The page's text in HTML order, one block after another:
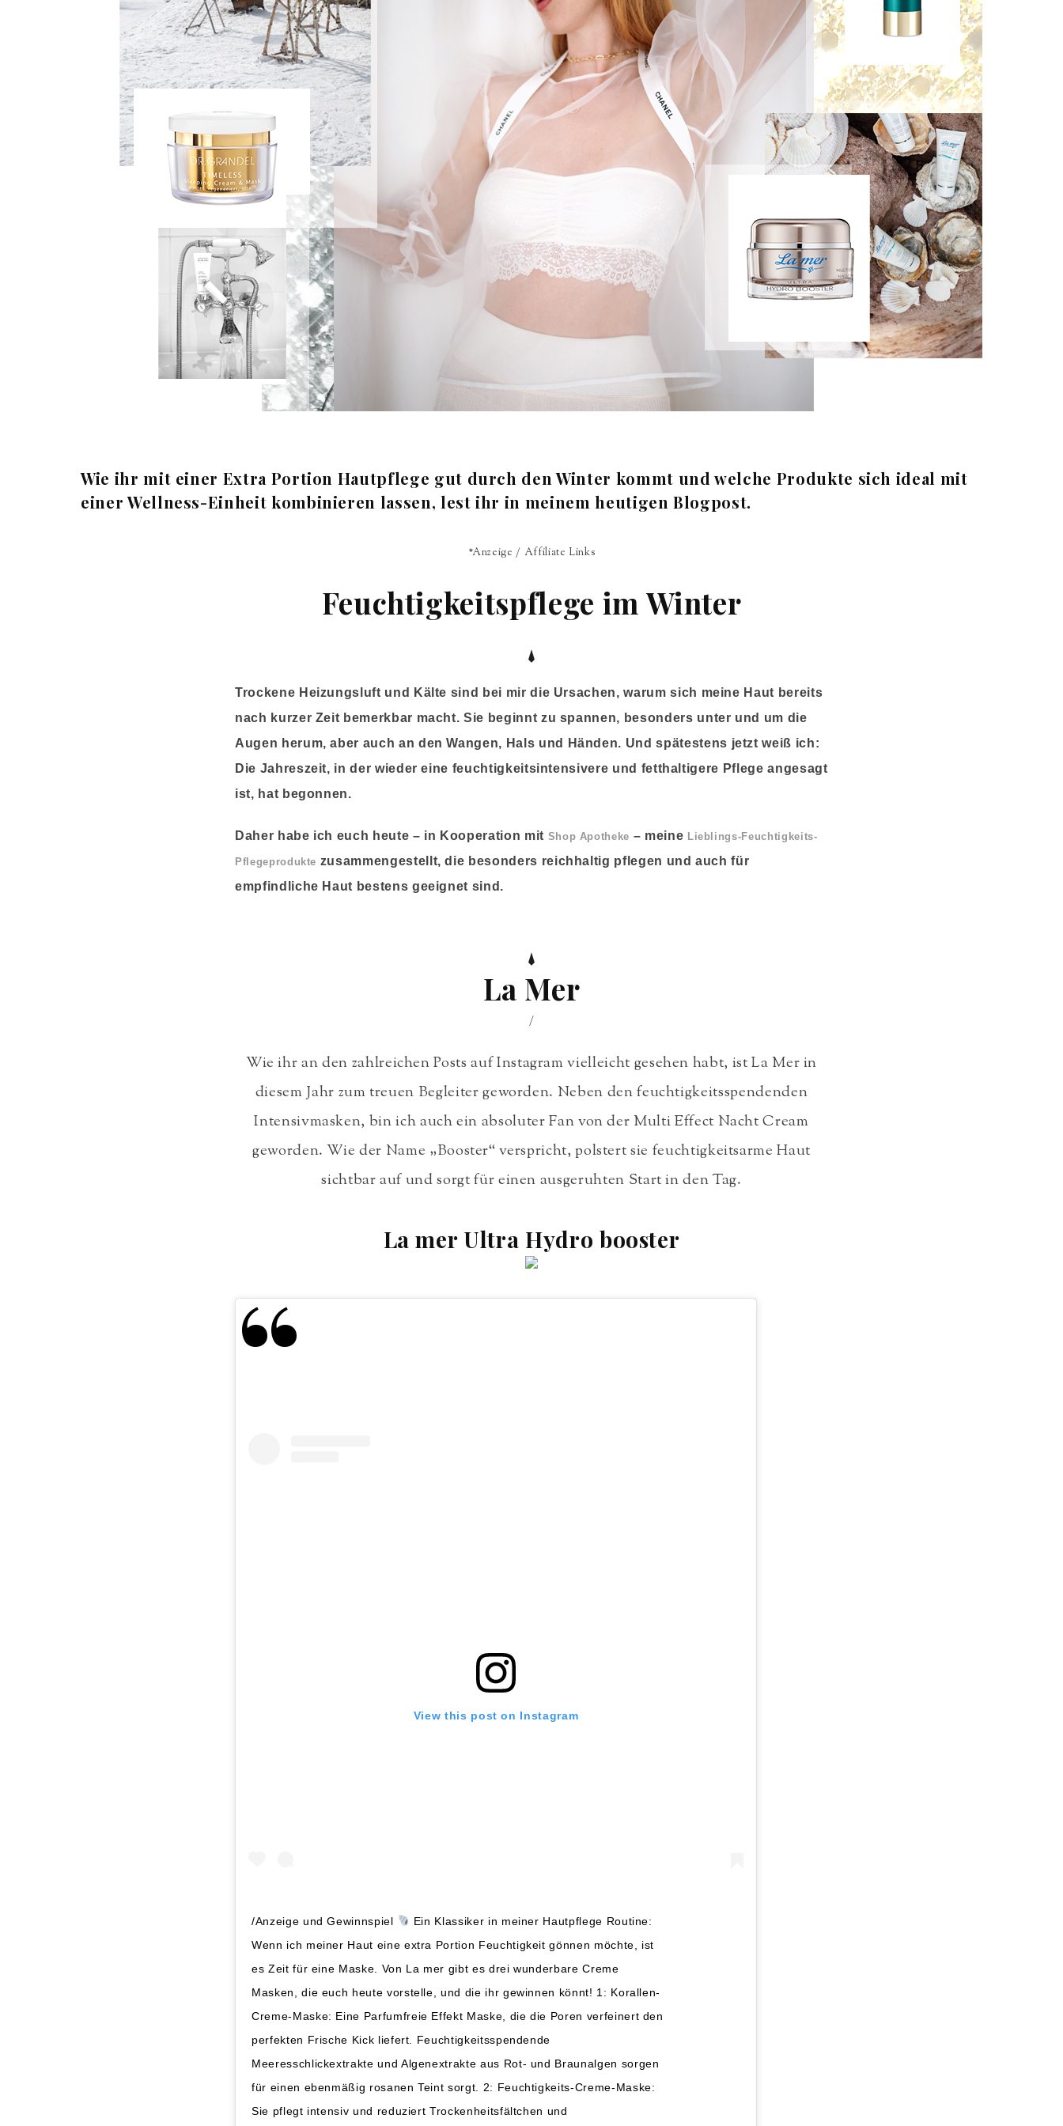
Wie ihr mit einer Extra Portion Hautpflege gut durch den Winter kommt und welche Produkte sich ideal mit
einer Wellness-Einheit kombinieren lassen, lest ihr in meinem heutigen Blogpost.
*Anzeige / Affiliate Links
Feuchtigkeitspflege im Winter
Trockene Heizungsluft und Kälte sind bei mir die Ursachen, warum sich meine Haut bereits
nach kurzer Zeit bemerkbar macht. Sie beginnt zu spannen, besonders unter und um die
Augen herum, aber auch an den Wangen, Hals und Händen. Und spätestens jetzt weiß ich:
Die Jahreszeit, in der wieder eine feuchtigkeitsintensivere und fetthaltigere Pflege angesagt
ist, hat begonnen.
Daher habe ich euch heute – in Kooperation mit Shop Apotheke – meine Lieblings-Feuchtigkeits-
Pflegeprodukte zusammengestellt, die besonders reichhaltig pflegen und auch für
empfindliche Haut bestens geeignet sind.
La Mer
/
Wie ihr an den zahlreichen Posts auf Instagram vielleicht gesehen habt, ist La Mer in
diesem Jahr zum treuen Begleiter geworden. Neben den feuchtigkeitsspendenden
Intensivmasken, bin ich auch ein absoluter Fan von der Multi Effect Nacht Cream
geworden. Wie der Name „Booster“ verspricht, polstert sie feuchtigkeitsarme Haut
sichtbar auf und sorgt für einen ausgeruhten Start in den Tag.
La mer Ultra Hydro booster
View this post on Instagram
/Anzeige und Gewinnspiel
Ein Klassiker in meiner Hautpflege Routine:
Wenn ich meiner Haut eine extra Portion Feuchtigkeit gönnen möchte, ist
es Zeit für eine Maske. Von La mer gibt es drei wunderbare Creme
Masken, die euch heute vorstelle, und die ihr gewinnen könnt! 1: Korallen-
Creme-Maske: Eine Parfumfreie Effekt Maske, die die Poren verfeinert den
perfekten Frische Kick liefert. Feuchtigkeitsspendende
Meeresschlickextrakte und Algenextrakte aus Rot- und Braunalgen sorgen
für einen ebenmäßig rosanen Teint sorgt. 2: Feuchtigkeits-Creme-Maske:
Sie pflegt intensiv und reduziert Trockenheitsfältchen und